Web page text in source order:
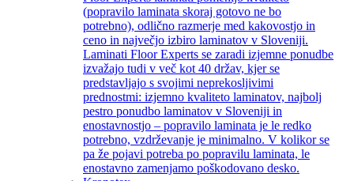
(popravilo laminata skoraj gotovo ne bo
potrebno), odlično razmerje med kakovostjo in
ceno in največjo izbiro laminatov v Sloveniji.
Laminati Floor Experts se zaradi izjemne ponudbe
izvažajo tudi v več kot 40 držav, kjer se
predstavljajo s svojimi neprekosljivimi
prednostmi: izjemno kvaliteto laminatov, najbolj
pestro ponudbo laminatov v Sloveniji in
enostavnostjo – popravilo laminata je le redko
potrebno, vzdrževanje je minimalno. V kolikor se
pa že pojavi potreba po popravilu laminata, le
enostavno zamenjamo poškodovano desko.